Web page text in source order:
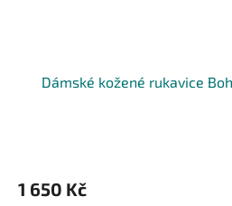
Dámské kožené rukavice
1 650 Kč